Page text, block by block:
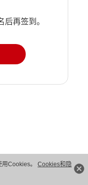
Cookies。 Cookies和隐
再签到。
切权利。粤A2-20044005号